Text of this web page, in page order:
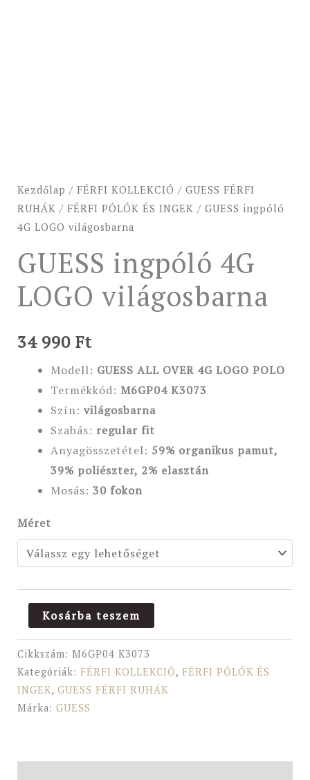
Kezdőlap / FÉRFI KOLLEKCIÓ / GUESS FÉRFI
RUHÁK / FÉRFI PÓLÓK ÉS INGEK / GUESS ingpóló
4G LOGO világosbarna
GUESS ingpóló 4G
LOGO világosbarna
34 990 Ft
Modell: GUESS ALL OVER 4G LOGO POLO
Termékkód: M6GP04 K3073
Szín: világosbarna
Szabás: regular fit
Anyagösszetétel: 59% organikus pamut,
39% poliészter, 2% elasztán
Mosás: 30 fokon
Méret
Kosárba teszem
Cikkszám: M6GP04 K3073
Kategóriák: FÉRFI KOLLEKCIÓ, FÉRFI PÓLÓK ÉS
INGEK, GUESS FÉRFI RUHÁK
Márka: GUESS